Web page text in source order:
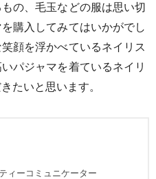
の、毛玉などの服は思い切
購入してみてはいかがでし
顔を浮かべているネイリス
パジャマを着ているネイリ
たいと思います。
ィーコミュニケーター